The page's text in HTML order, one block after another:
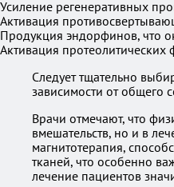
Усиление регенеративных
Активация
Продукция эндорфинов, что
Активация
Следует тщательно
зависимости от общего
Врачи отмечают, что
вмешательств, но и в
магнитотерапия,
тканей, что особенно
лечение пациентов